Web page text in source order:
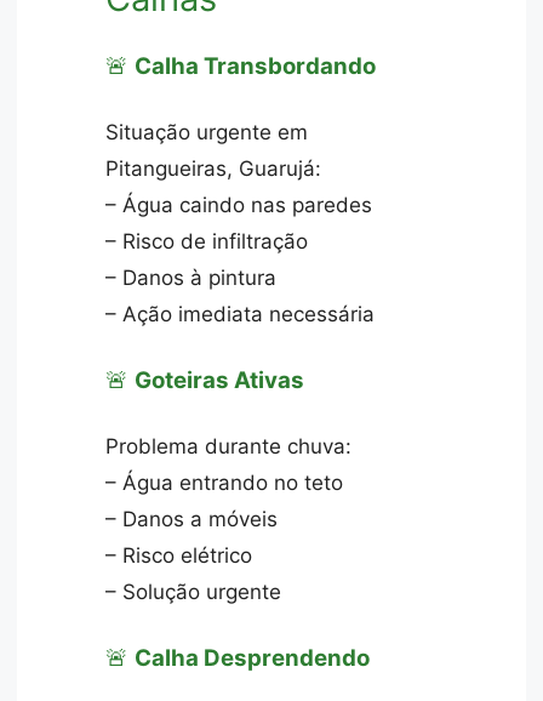
🚨 Calha Transbordando
Situação urgente em
Pitangueiras, Guarujá:
– Água caindo nas paredes
– Risco de infiltração
– Danos à pintura
– Ação imediata necessária
🚨 Goteiras Ativas
Problema durante chuva:
– Água entrando no teto
– Danos a móveis
– Risco elétrico
– Solução urgente
🚨 Calha Desprendendo